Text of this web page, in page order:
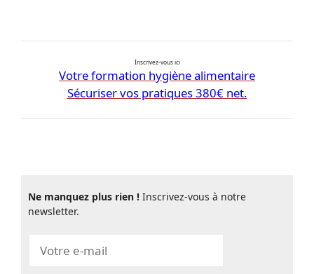
Inscrivez-vous ici
Votre formation hygiène alimentaire
Sécuriser vos pratiques 380€ net.
Ne manquez plus rien ! Inscrivez-vous à notre
newsletter.